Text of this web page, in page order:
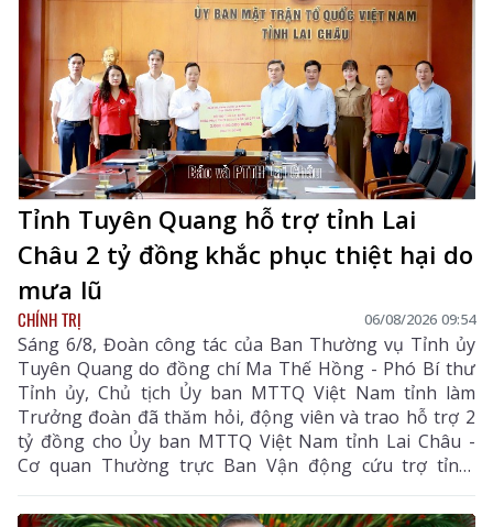
Tỉnh Tuyên Quang hỗ trợ tỉnh Lai
Châu 2 tỷ đồng khắc phục thiệt hại do
mưa lũ
CHÍNH TRỊ 06/08/2026 09:54
Sáng 6/8, Đoàn công tác của Ban Thường vụ Tỉnh ủy
Tuyên Quang do đồng chí Ma Thế Hồng - Phó Bí thư
Tỉnh ủy, Chủ tịch Ủy ban MTTQ Việt Nam tỉnh làm
Trưởng đoàn đã thăm hỏi, động viên và trao hỗ trợ 2
tỷ đồng cho Ủy ban MTTQ Việt Nam tỉnh Lai Châu -
Cơ quan Thường trực Ban Vận động cứu trợ tỉnh,
nhằm giúp nhân dân khắc phục hậu quả thiên tai, mưa
lũ, sạt lở đất, sớm ổn định cuộc sống.